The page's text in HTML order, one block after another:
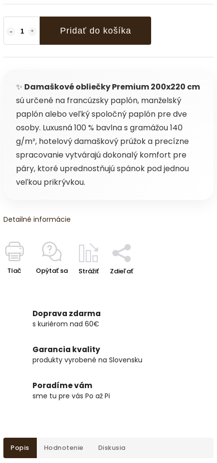
Pridať do košíka
✨ Damaškové obliečky Premium 200x220 cm
sú určené na francúzsky paplón, manželský
paplón alebo veľký spoločný paplón pre dve
osoby. Luxusná 100 % bavlna s gramážou 140
g/m², hotelový damaškový prúžok a precízne
spracovanie vytvárajú dokonalý komfort pre
páry, ktoré uprednostňujú spánok pod jednou
veľkou prikrývkou.
Detailné informácie
Tlač Opýtať sa Strážiť Zdieľať
Doprava zdarma
s kuriérom nad 60€
Garancia kvality
produkty vyrobené na Slovensku
Poradíme vám
sme tu pre vás Po až Pi
Popis Hodnotenie Diskusia